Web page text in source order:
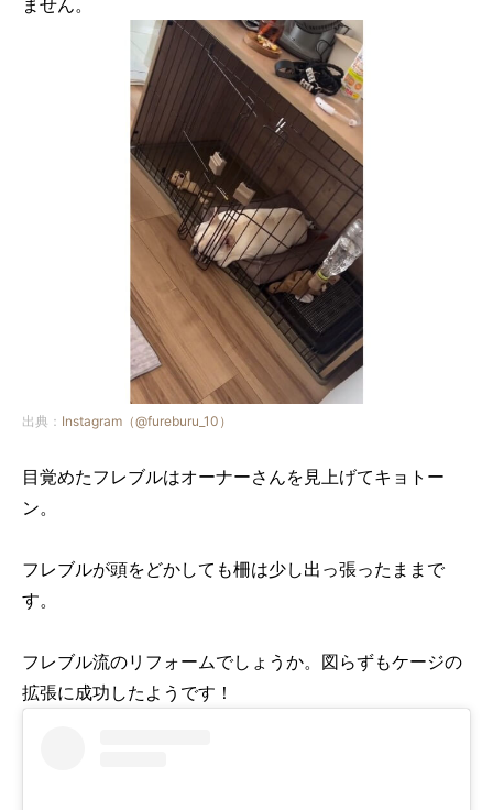
出典： Instagram（@fureburu_10）
目覚めたフレブルはオーナーさんを見上げてキョトー
ン。
フレブルが頭をどかしても柵は少し出っ張ったままで
す。
フレブル流のリフォームでしょうか。図らずもケージの
拡張に成功したようです！